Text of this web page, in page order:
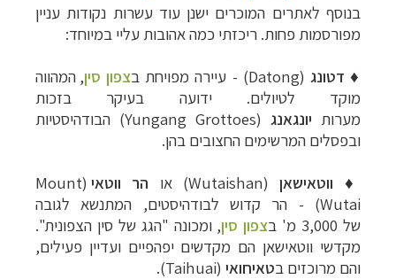
בנוסף לאתרים המוכרים ישנן עוד עשרות נקודות עניין
מפורסמות פחות. ריכזתי כמה אהובות עליי במיוחד:
♦ דטונג (
Datong) - עיירה מפויחת בצפון סין, המהווה
מוקד לטיולים. ידועה בעיקר בזכות
מערות יונגאנג (
Yungang Grottoes) הבודהיסטיות
ובפסלים המרשימים החצובים בהן.
♦ ווטאישאן (Wutaishan) או הר ווטאי (Mount
Wutai)
- הר קדוש לבודהיסטים, המתנשא לגובה
של 3,000 מ'
בצפון סין, ומכונה "הגג של סין הצפונית".
מקדשי ווטאישאן הם מקדשים יפהפיים ועדיין פעילים,
והם מרוכזים בטאיחואי (
Taihuai
).